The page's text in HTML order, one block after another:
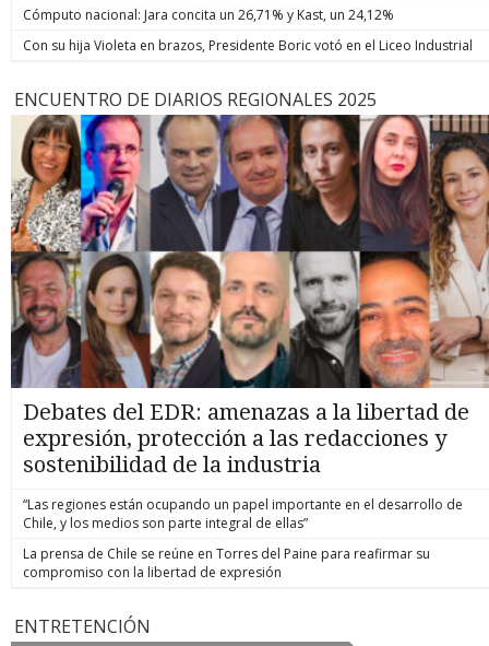
Cómputo nacional: Jara concita un 26,71% y Kast, un 24,12%
Con su hija Violeta en brazos, Presidente Boric votó en el Liceo Industrial
ENCUENTRO DE DIARIOS REGIONALES 2025
Debates del EDR: amenazas a la libertad de
expresión, protección a las redacciones y
sostenibilidad de la industria
“Las regiones están ocupando un papel importante en el desarrollo de
Chile, y los medios son parte integral de ellas”
La prensa de Chile se reúne en Torres del Paine para reafirmar su
compromiso con la libertad de expresión
ENTRETENCIÓN